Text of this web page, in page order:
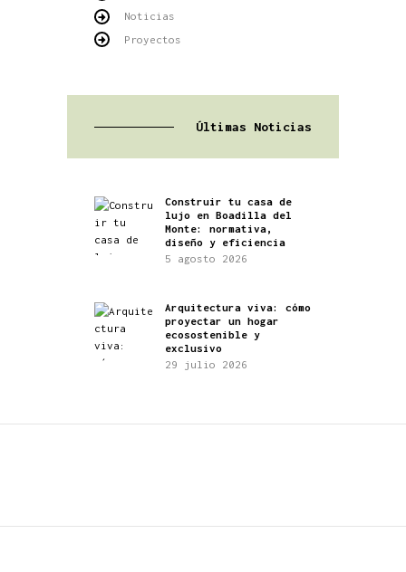
Noticias
Proyectos
Últimas Noticias
Construir tu casa de
lujo en Boadilla del
Monte: normativa,
diseño y eficiencia
5 agosto 2026
Arquitectura viva: cómo
proyectar un hogar
ecosostenible y
exclusivo
29 julio 2026